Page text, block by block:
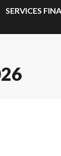
SERVICES